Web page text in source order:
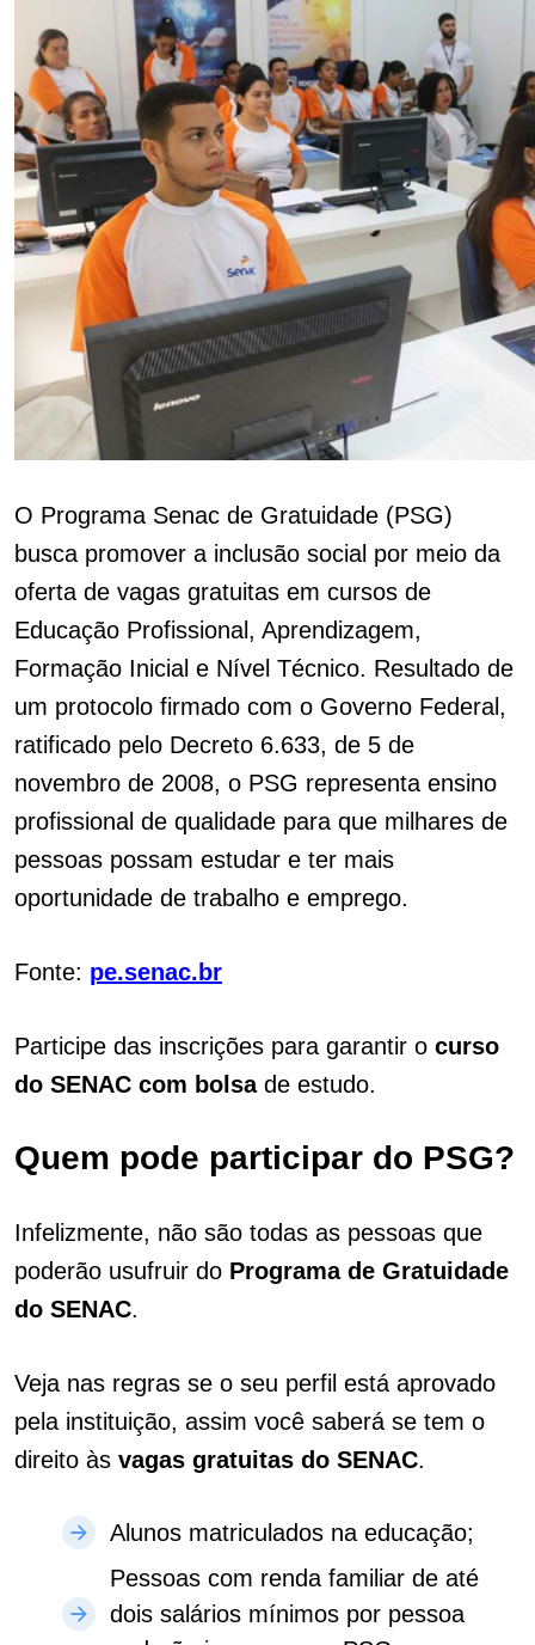
O Programa Senac de Gratuidade (PSG)
busca promover a inclusão social por meio da
oferta de vagas gratuitas em cursos de
Educação Profissional, Aprendizagem,
Formação Inicial e Nível Técnico. Resultado de
um protocolo firmado com o Governo Federal,
ratificado pelo Decreto 6.633, de 5 de
novembro de 2008, o PSG representa ensino
profissional de qualidade para que milhares de
pessoas possam estudar e ter mais
oportunidade de trabalho e emprego.
Fonte: pe.senac.br
Participe das inscrições para garantir o curso
do SENAC com bolsade estudo.
Quem pode participar do PSG?
Infelizmente, não são todas as pessoas que
poderão usufruir do Programa de Gratuidade
do SENAC.
Veja nas regras se o seu perfil está aprovado
pela instituição, assim você saberá se tem o
direito às vagas gratuitas do SENAC.
Alunos matriculados na educação;
Pessoas com renda familiar de até
dois salários mínimos por pessoa